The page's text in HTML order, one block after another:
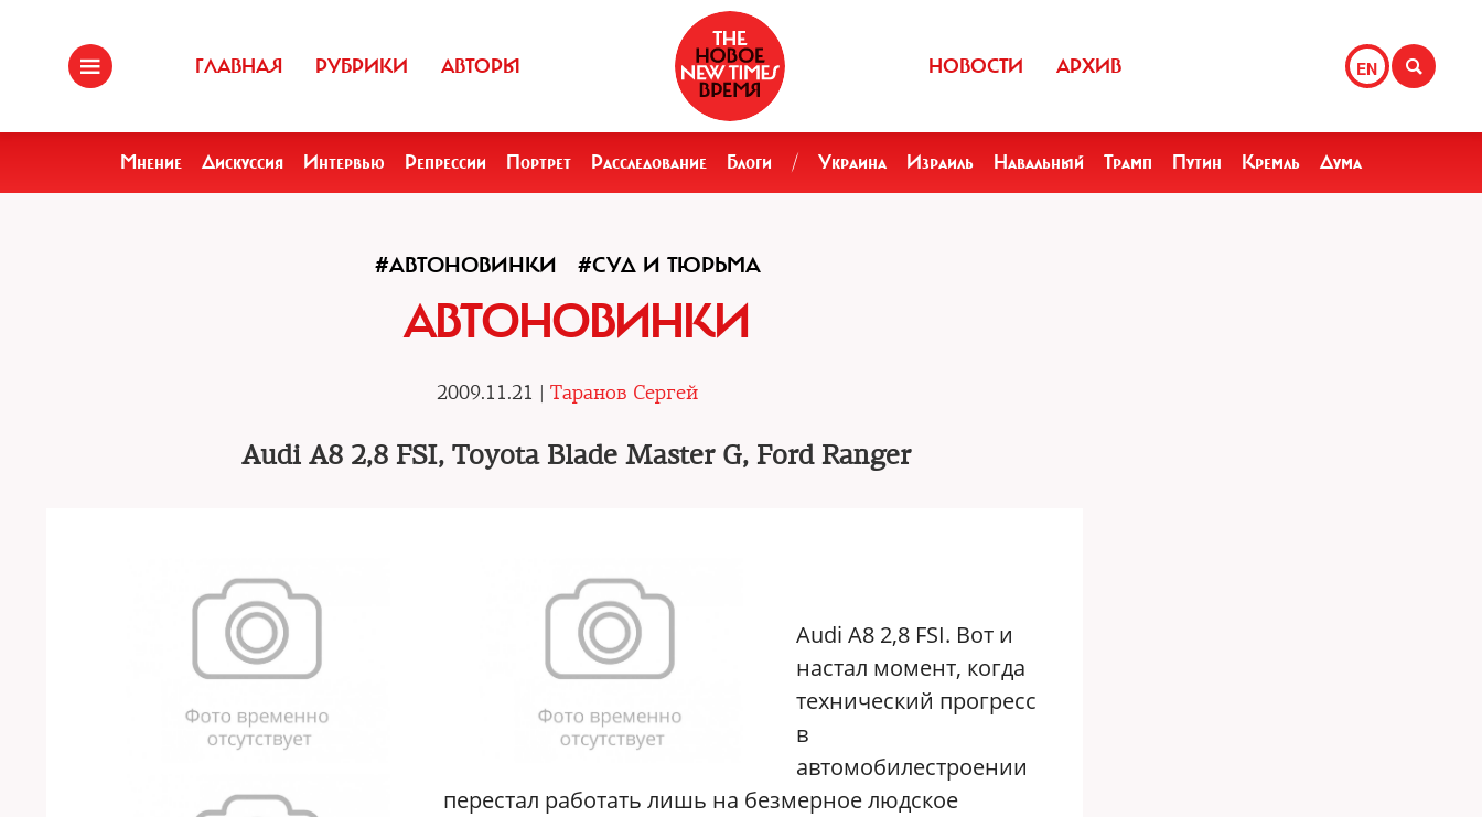
ГЛАВНАЯ РУБРИКИ АВТОРЫ EN
НОВОСТИ АРХИВ
Мнение Дискуссия Интервью Репрессии Портрет Расследование Блоги / Украина Израиль Навальный Трамп Путин Кремль Дума
#АВТОНОВИНКИ #СУД И ТЮРЬМА
АВТОНОВИНКИ
2009.11.21 | Таранов Сергей
Audi A8 2,8 FSI, Toyota Blade Master G, Ford Ranger
Audi A8 2,8 FSI. Вот и
настал момент, когда
технический прогресс
в
автомобилестроении
перестал работать лишь на безмерное людское